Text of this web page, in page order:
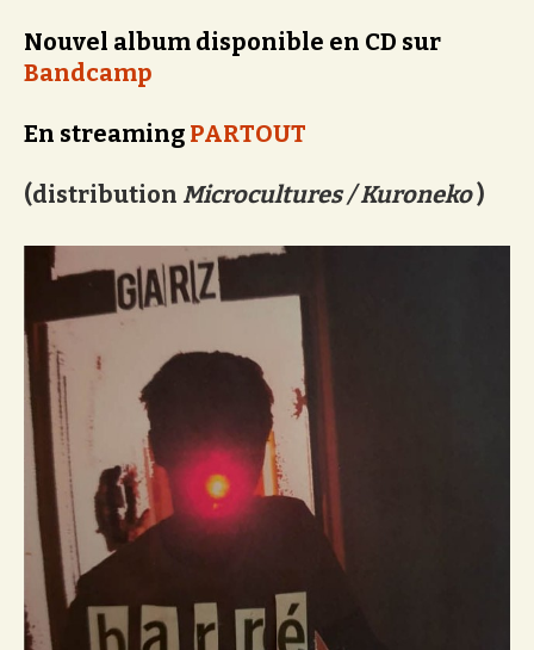
Nouvel album disponible en CD sur
Bandcamp
En streaming PARTOUT
(distribution Microcultures / Kuroneko)